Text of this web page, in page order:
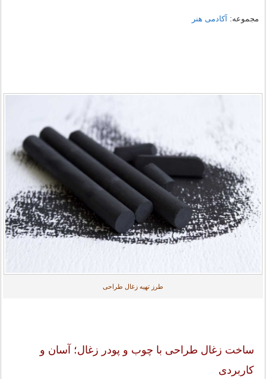
مجموعه: آکادمی هنر
طرز تهیه زغال طراحی
ساخت زغال طراحی با چوب و پودر زغال؛ آسان و
کاربردی